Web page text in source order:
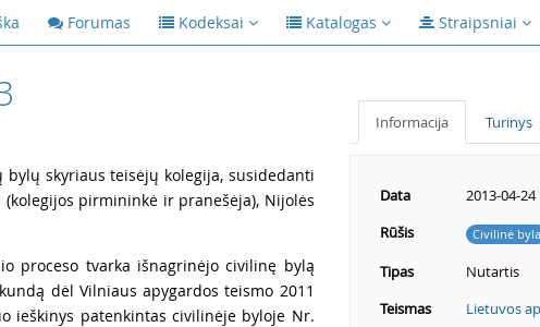
Forumas Kodeksai Katalogas Straipsniai
skyriaus teisėjų kolegija, susidedanti
pirmininkė ir pranešėja), Nijolės
proceso tvarka išnagrinėjo civilinę bylą
dėl Vilniaus apygardos teismo 2011
ieškinys patenkintas civilinėje byloje Nr.
Informacija Turinys
Data
2013-04-24
Rūšis
Civilinė byla
Tipas
Nutartis
Teismas
Lietuvos